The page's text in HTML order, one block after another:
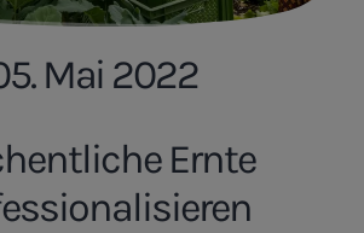
Mai 2022
Ernte